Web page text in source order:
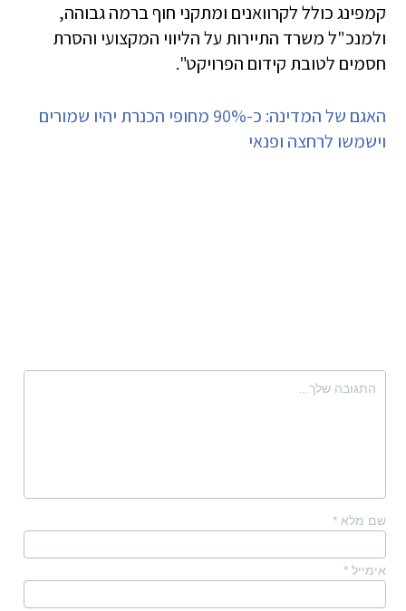
קמפינג כולל לקרוואנים ומתקני חוף ברמה גבוהה,
ולמנכ"ל משרד התיירות על הליווי המקצועי והסרת
חסמים לטובת קידום הפרויקט".
האגם של המדינה: כ-90% מחופי הכנרת יהיו שמורים
וישמשו לרחצה ופנאי
שם מלא *
אימייל *